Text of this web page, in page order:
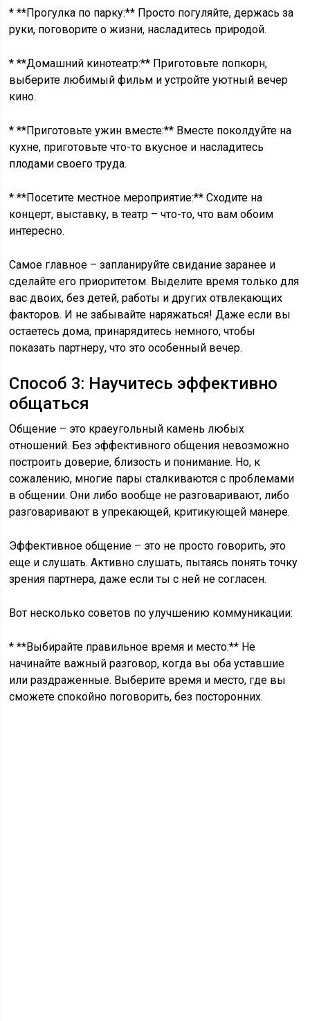
* **Прогулка по парку:** Просто погуляйте, держась за
руки, поговорите о жизни, насладитесь природой.
* **Домашний кинотеатр:** Приготовьте попкорн,
выберите любимый фильм и устройте уютный вечер
кино.
* **Приготовьте ужин вместе:** Вместе поколдуйте на
кухне, приготовьте что-то вкусное и насладитесь
плодами своего труда.
* **Посетите местное мероприятие:** Сходите на
концерт, выставку, в театр – что-то, что вам обоим
интересно.
Самое главное – запланируйте свидание заранее и
сделайте его приоритетом. Выделите время только для
вас двоих, без детей, работы и других отвлекающих
факторов. И не забывайте наряжаться! Даже если вы
остаетесь дома, принарядитесь немного, чтобы
показать партнеру, что это особенный вечер.
Способ 3: Научитесь эффективно
общаться
Общение – это краеугольный камень любых
отношений. Без эффективного общения невозможно
построить доверие, близость и понимание. Но, к
сожалению, многие пары сталкиваются с проблемами
в общении. Они либо вообще не разговаривают, либо
разговаривают в упрекающей, критикующей манере.
Эффективное общение – это не просто говорить, это
еще и слушать. Активно слушать, пытаясь понять точку
зрения партнера, даже если ты с ней не согласен.
Вот несколько советов по улучшению коммуникации:
* **Выбирайте правильное время и место:** Не
начинайте важный разговор, когда вы оба уставшие
или раздраженные. Выберите время и место, где вы
сможете спокойно поговорить, без посторонних.